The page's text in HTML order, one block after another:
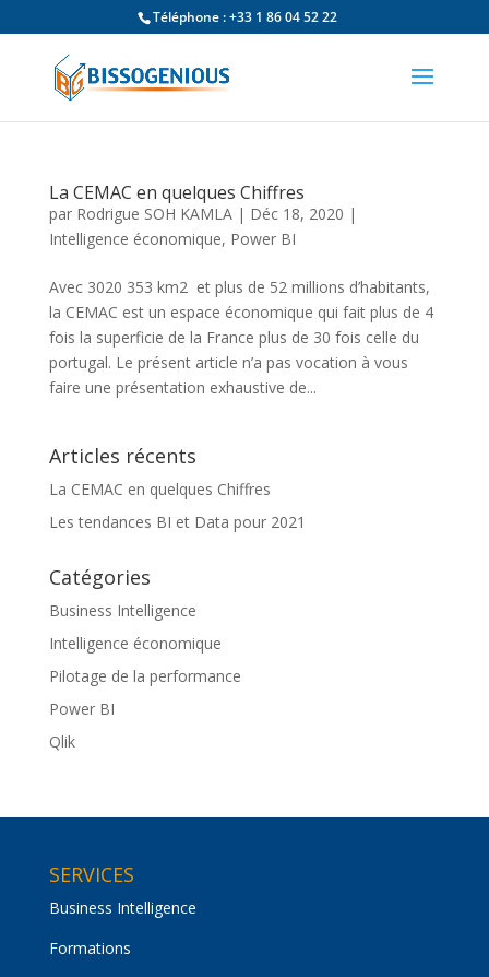
Téléphone : +33 1 86 04 52 22
La CEMAC en quelques Chiffres
par Rodrigue SOH KAMLA| Déc 18, 2020 |
Intelligence économique, Power BI
Avec 3020 353 km2 et plus de 52 millions d’habitants,
la CEMAC est un espace économique qui fait plus de 4
fois la superficie de la France plus de 30 fois celle du
portugal. Le présent article n’a pas vocation à vous
faire une présentation exhaustive de...
Articles récents
La CEMAC en quelques Chiffres
Les tendances BI et Data pour 2021
Catégories
Business Intelligence
Intelligence économique
Pilotage de la performance
Power BI
Qlik
SERVICES
Business Intelligence
Formations